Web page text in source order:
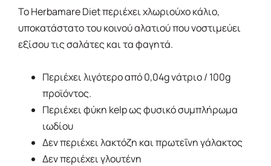
Το Herbamare Diet περιέχει χλωριούχο κάλιο,
υποκατάστατο του κοινού αλατιού που νοστιμεύει
εξίσου τις σαλάτες και τα φαγητά.
Περιέχει λιγότερο από 0,04g νάτριο / 100g
προϊόντος.
Περιέχει φύκη kelp ως φυσικό συμπλήρωμα
ιωδίου
Δεν περιέχει λακτόζη και πρωτεΐνη γάλακτος
Δεν περιέχει γλουτένη